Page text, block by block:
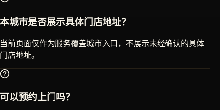
本城市是否展示具体门店地址？
当前页面仅作为服务覆盖城市入口，不展示未经确认的具体
门店地址。
可以预约上门吗？